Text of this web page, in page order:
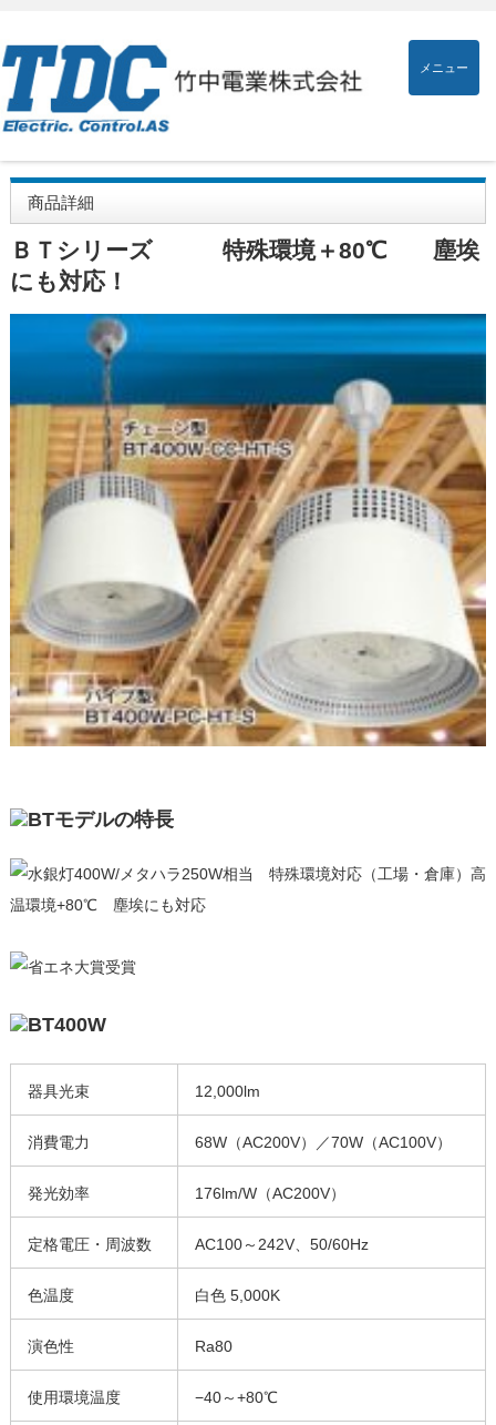
メニュー
商品詳細
ＢＴシリーズ 特殊環境＋80℃ 塵埃
にも対応！
器具光束 12,000lm
消費電力 68W（AC200V）／70W（AC100V）
発光効率 176lm/W（AC200V）
定格電圧・周波数 AC100～242V、50/60Hz
色温度 白色 5,000K
演色性 Ra80
使用環境温度 −40～+80℃